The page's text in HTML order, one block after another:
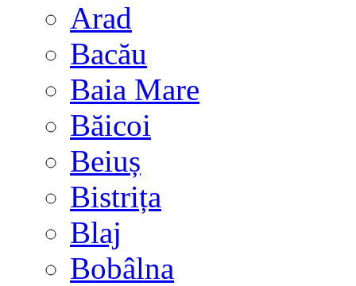
Arad
Bacău
Baia Mare
Băicoi
Beiuș
Bistrița
Blaj
Bobâlna